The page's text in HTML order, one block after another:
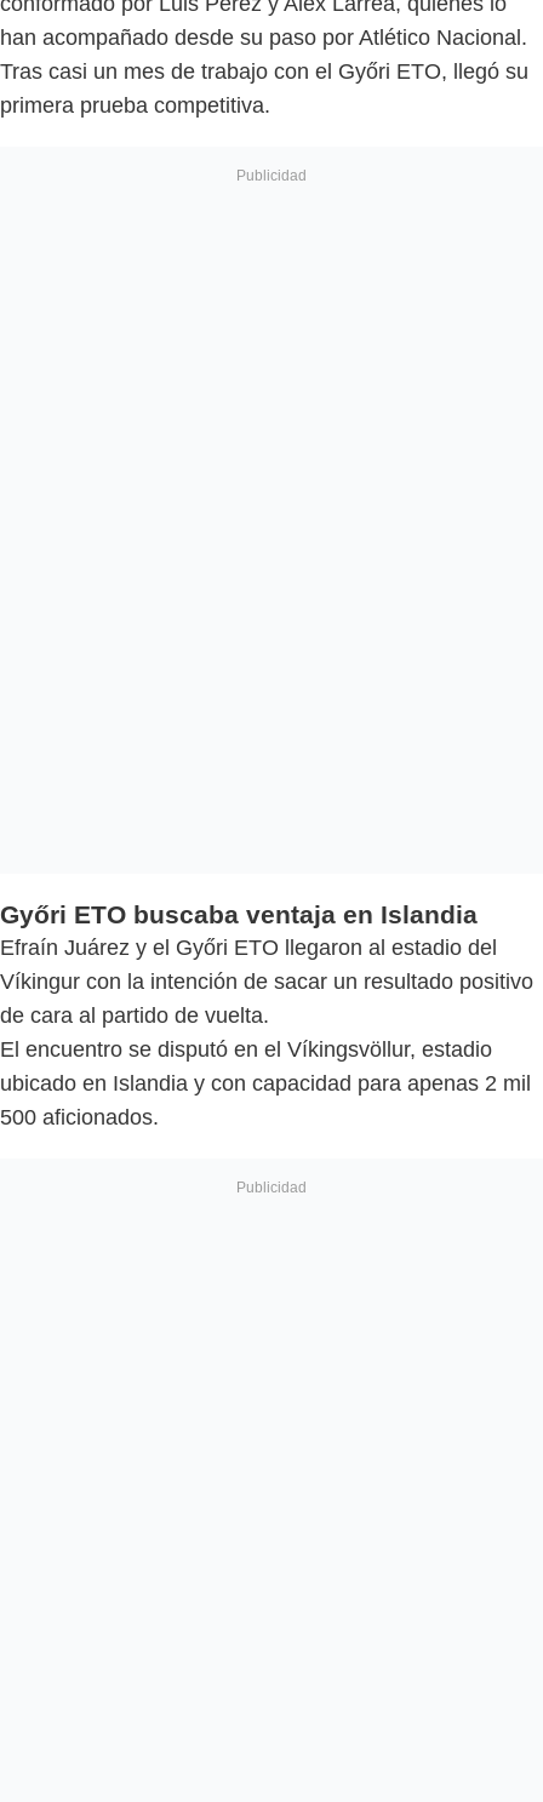
han acompañado desde su paso por Atlético Nacional.
Tras casi un mes de trabajo con el Győri ETO, llegó su
primera prueba competitiva.
Győri ETO buscaba ventaja en Islandia
Efraín Juárez y el Győri ETO llegaron al estadio del
Víkingur con la intención de sacar un resultado positivo
de cara al partido de vuelta.
El encuentro se disputó en el Víkingsvöllur, estadio
ubicado en Islandia y con capacidad para apenas 2 mil
500 aficionados.